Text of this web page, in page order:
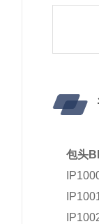
包头